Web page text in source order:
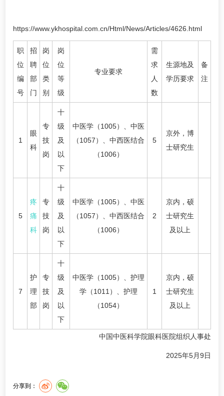
https://www.ykhospital.com.cn/Html/News/Articles/4626.html
职
位
编
号
招
聘
部
门
岗
位
类
别
岗
位
等
级
专业要求
需
求
人
数
生源地及
学历要求
备
注
1
眼
科
专
技
岗
十
级
及
以
下
中医学（1005）、中医
（1057）、中西医结合
（1006）
5
京外，博
士研究生
5
疼
痛
科
专
技
岗
十
级
及
以
下
中医学（1005）、中医
（1057）、中西医结合
（1006）
2
京内，硕
士研究生
及以上
7
护
理
部
专
技
岗
十
级
及
以
下
中医学（1005）、护理
学（1011）、护理
（1054）
1
京内，硕
士研究生
及以上
中国中医科学院眼科医院组织人事处
2025年5月9日
分享到：